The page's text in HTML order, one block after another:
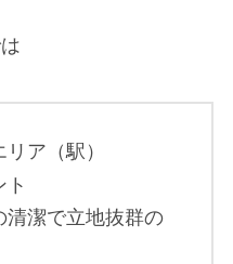
ア（駅）
ト
清潔で立地抜群の